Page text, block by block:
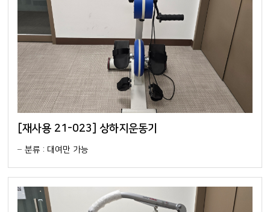
[재사용 21-023] 상하지운동기
분류 : 대여만 가능